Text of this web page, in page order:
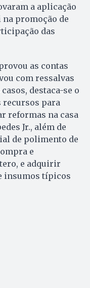
a aplicação
promoção de
das
as contas
com ressalvas
destaca-se o
recursos para
reformas na casa
Jr., além de
de polimento de
e
e adquirir
insumos típicos